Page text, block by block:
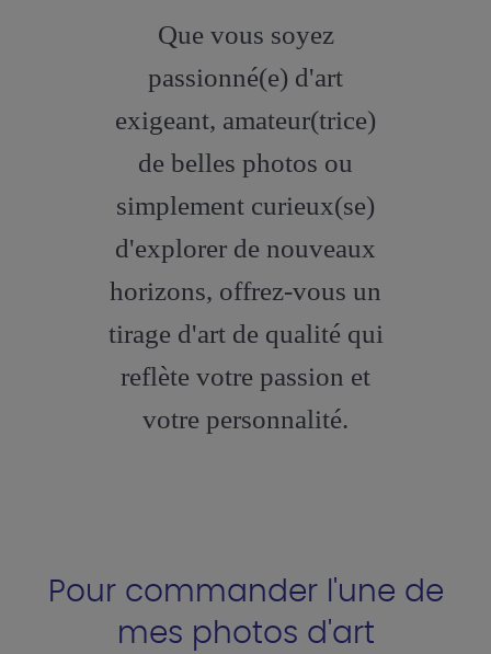
artstation
Que vous soyez
passionné(e) d'art
exigeant, amateur(trice)
de belles photos ou
simplement curieux(se)
d'explorer de nouveaux
horizons, offrez-vous un
tirage d'art de qualité qui
reflète votre passion et
votre personnalité.
Pour commander l'une de
mes photos d'art